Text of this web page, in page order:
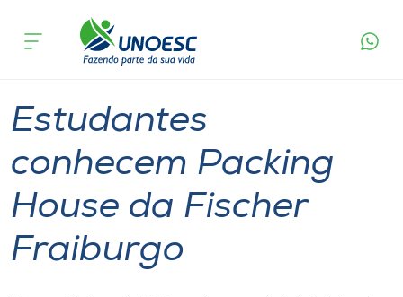
Cursos
Atendimento ao Estudante
Portal de Ensino
acontece
Estudantes
conhecem Packing
House da Fischer
Fraiburgo